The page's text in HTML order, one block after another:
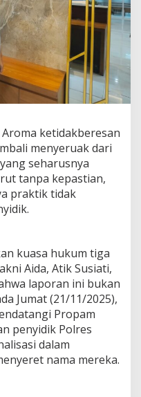
ketidakberesan
menyeruak dari
seharusnya
tanpa kepastian,
praktik tidak
kuasa hukum tiga
Aida, Atik Susiati,
laporan ini bukan
Jumat (21/11/2025),
Propam
penyidik Polres
dalam
nama mereka.